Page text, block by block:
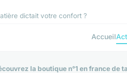
dictait votre confort ?
Accueil
la boutique n°1 en france de